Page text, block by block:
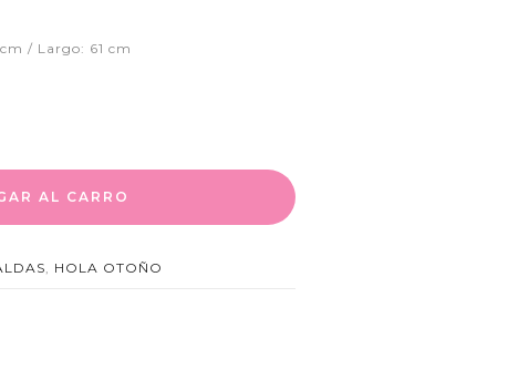
/ Largo: 61 cm
AL CARRO
HOLA OTOÑO